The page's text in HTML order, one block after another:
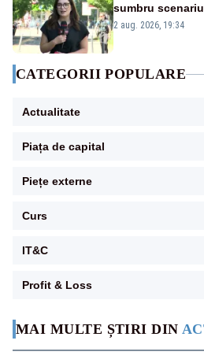
MAI MULTE ȘTIRI DIN
sumbru
energetică
2 aug. 2026, 19:34
CATEGORII POPULARE
Actualitate
Piața de capital
Piețe externe
Curs
IT&C
Profit & Loss